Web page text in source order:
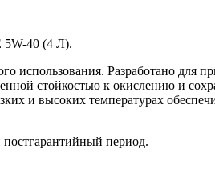
5W-40 (4 Л).
использования. Разработано для
стойкостью к окислению и
и высоких температурах
период.